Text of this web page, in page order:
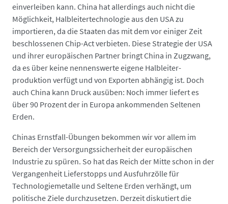
einverleiben kann. China hat allerdings auch nicht die
Möglichkeit, Halbleiter­technologie aus den USA zu
importieren, da die Staaten das mit dem vor einiger Zeit
beschlossenen Chip-Act verbieten. Diese Strategie der USA
und ihrer europäischen Partner bringt China in Zugzwang,
da es über keine nennenswerte eigene Halbleiter­
produktion verfügt und von Exporten abhängig ist. Doch
auch China kann Druck ausüben: Noch immer liefert es
über 90 Prozent der in Europa ankommenden Seltenen
Erden.
Chinas Ernstfall-Übungen bekommen wir vor allem im
Bereich der Versorgungs­sicherheit der europäischen
Industrie zu spüren. So hat das Reich der Mitte schon in der
Vergangenheit Lieferstopps und Ausfuhrzölle für
Technologie­metalle und Seltene Erden verhängt, um
politische Ziele durchzusetzen. Derzeit diskutiert die